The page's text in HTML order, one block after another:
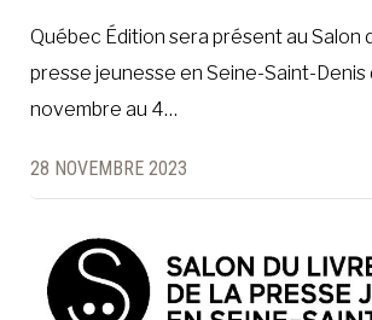
Québec Édition sera présent au Salon
presse jeunesse en Seine-Saint-Denis
novembre au 4…
28 NOVEMBRE 2023